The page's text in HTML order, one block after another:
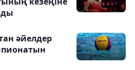
әйелдер